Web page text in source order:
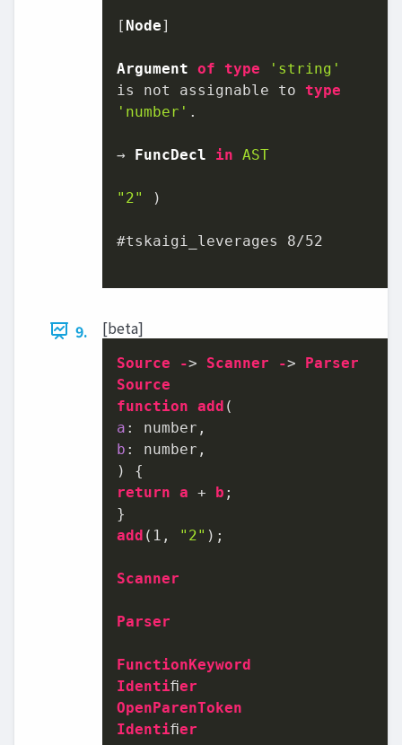
[ Node]
Argument of type
'string'
is not assignable to type
'number' .
→ FuncDecl in AST
"2" )
#tskaigi_leverages 8/52
9. [beta]
Source -> Scanner -> Parser
Source
function add
a
b : number,
return a + b ;
add ( 1 , "2" );
Scanner
Parser
FunctionKeyword
Identiﬁer
OpenParenToken
Identiﬁer